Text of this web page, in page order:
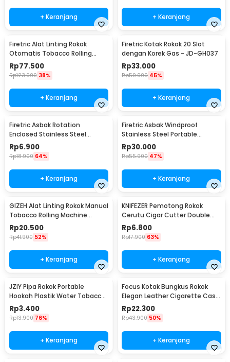
+ Keranjang + Keranjang
Firetric Alat Linting Rokok
Otomatis Tobacco Rolling
Machine 8x71mm - GR-12-005
Rp77.500
Rp123.900 38%
+ Keranjang
Firetric Kotak Rokok 20 Slot
dengan Korek Gas - JD-GH037
Rp33.000
Rp59.900 45%
+ Keranjang
Firetric Asbak Rotation
Enclosed Stainless Steel
Portable Ashtray - JL32
Rp6.900
Rp18.900 64%
+ Keranjang
Firetric Asbak Windproof
Stainless Steel Portable
Ashtray - JL38
Rp30.000
Rp55.900 47%
+ Keranjang
GIZEH Alat Linting Rokok Manual
Tobacco Rolling Machine
8x70mm - GU222
Rp20.500
Rp41.900 52%
+ Keranjang
KNIFEZER Pemotong Rokok
Cerutu Cigar Cutter Double
Blade - XJ-01
Rp6.800
Rp17.900 63%
+ Keranjang
JZIY Pipa Rokok Portable
Hookah Plastik Water Tobacco
Smoking Pipe - JY-101
Rp3.400
Rp13.900 76%
+ Keranjang
Focus Kotak Bungkus Rokok
Elegan Leather Cigarette Case
- JD-SH650
Rp22.300
Rp43.900 50%
+ Keranjang